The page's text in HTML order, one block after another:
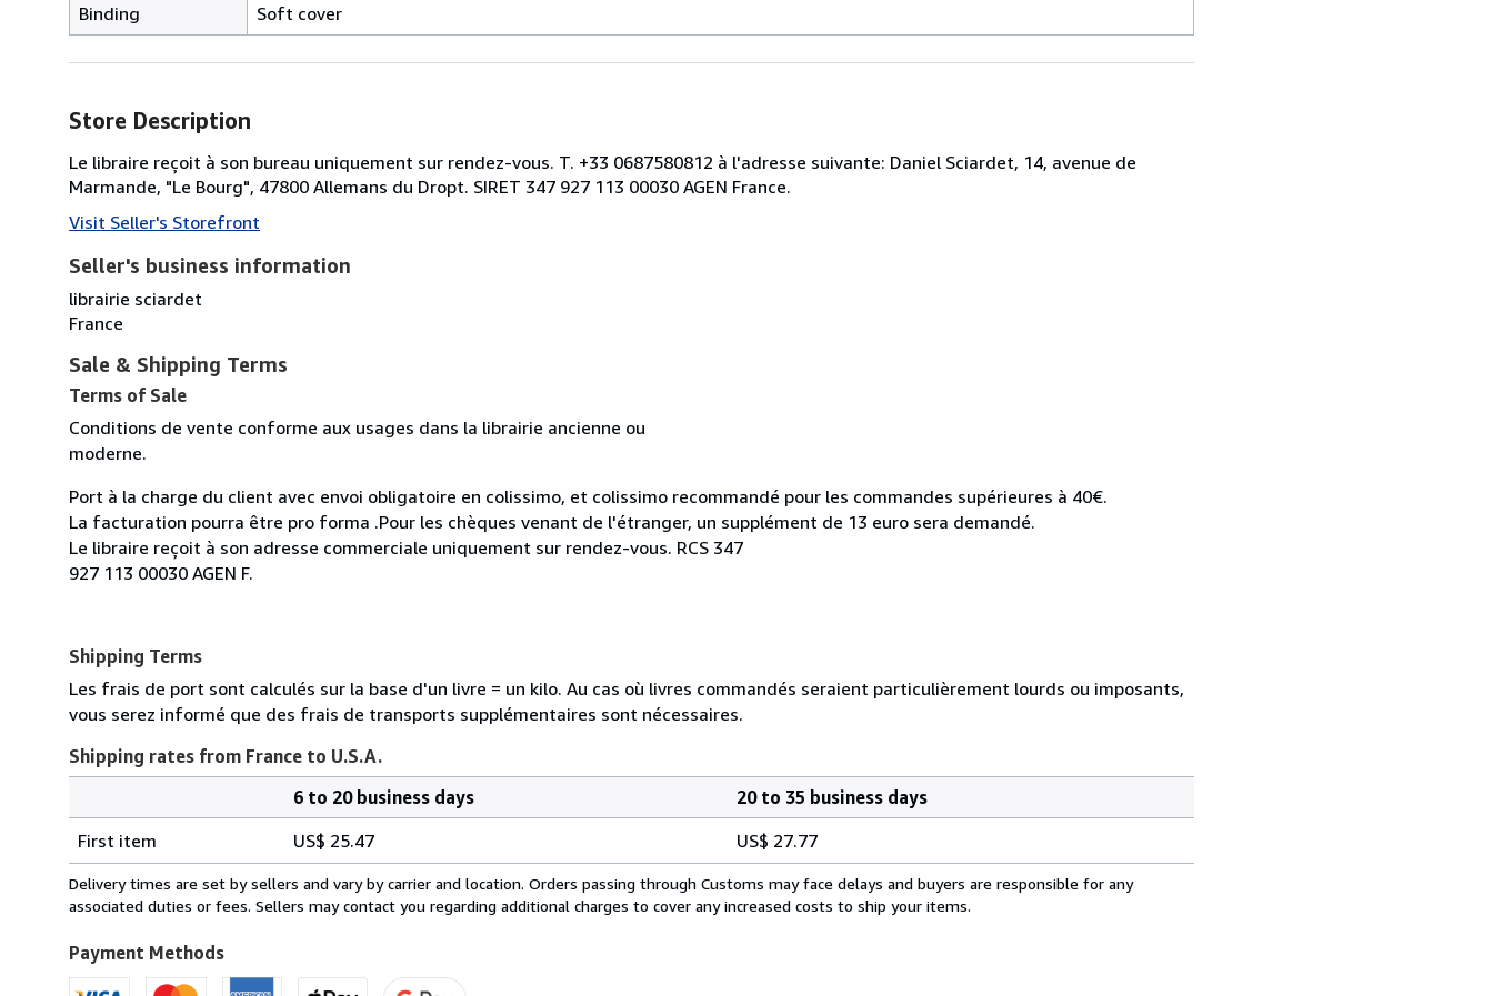
Binding
Soft cover
Store Description
Le libraire reçoit à son bureau uniquement sur rendez-vous. T. +33 0687580812 à l'adresse suivante: Daniel Sciardet, 14, avenue de
Marmande, "Le Bourg", 47800 Allemans du Dropt. SIRET 347 927 113 00030 AGEN France.
Visit Seller's Storefront
Seller's business information
librairie sciardet
France
Sale & Shipping Terms
Terms of Sale
Conditions de vente conforme aux usages dans la librairie ancienne ou
moderne.
Port à la charge du client avec envoi obligatoire en colissimo, et colissimo recommandé pour les commandes supérieures à 40€.
La facturation pourra être pro forma .Pour les chèques venant de l'étranger, un supplément de 13 euro sera demandé.
Le libraire reçoit à son adresse commerciale uniquement sur rendez-vous. RCS 347
927 113 00030 AGEN F.
Shipping Terms
Les frais de port sont calculés sur la base d'un livre = un kilo. Au cas où livres commandés seraient particulièrement lourds ou imposants,
vous serez informé que des frais de transports supplémentaires sont nécessaires.
Shipping rates from France to U.S.A.
rates
from
France
U.S.A.
6 to 20 business days
20 to 35 business days
First item
US$ 25.47 US$ 27.77
Delivery times are set by sellers and vary by carrier and location. Orders passing through Customs may face delays and buyers are responsible for any
associated duties or fees. Sellers may contact you regarding additional charges to cover any increased costs to ship your items.
Payment Methods